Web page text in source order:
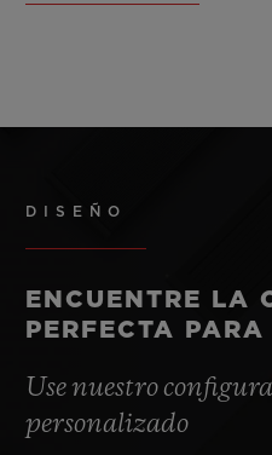
DISEÑO
ENCUENTRE LA
PERFECTA
Use nuestro
personalizado